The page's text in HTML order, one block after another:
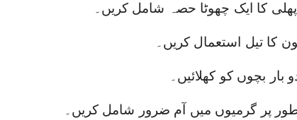
پھلی کا ایک چھوٹا حصہ شامل کریں۔
کا تیل استعمال کریں۔
بچوں کو کھلائیں۔
پر گرمیوں میں آم ضرور شامل کریں۔